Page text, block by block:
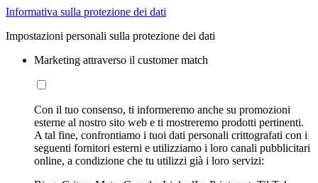
Informativa sulla protezione dei dati
Impostazioni personali sulla protezione dei dati
Marketing attraverso il customer match
Con il tuo consenso, ti informeremo anche su promozioni
esterne al nostro sito web e ti mostreremo prodotti pertinenti.
A tal fine, confrontiamo i tuoi dati personali crittografati con i
seguenti fornitori esterni e utilizziamo i loro canali pubblicitari
online, a condizione che tu utilizzi già i loro servizi: